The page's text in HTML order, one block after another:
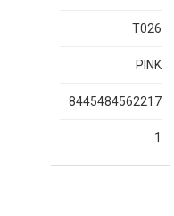
T026
PINK
8445484562217
1